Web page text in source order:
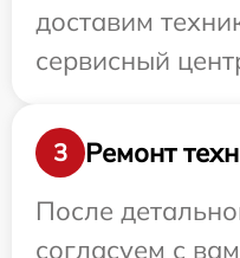
доставим
сервисный
3
Ремонт
После
согласуем с